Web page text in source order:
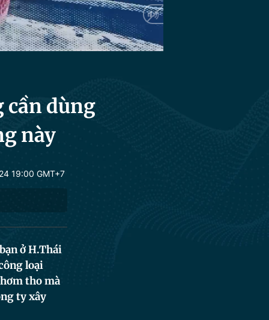
cần dùng
này
19:00 GMT+7
ở H.Thái
loại
tho mà
ty xây